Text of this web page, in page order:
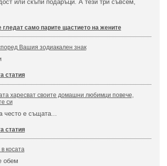
или скъпи подаръци. А тези три съвсем,
гледат само парите щастието на жените
Вашия зодиакален знак
статия
харесват своите домашни любимци повече,
си
често е същата...
статия
косата
обем